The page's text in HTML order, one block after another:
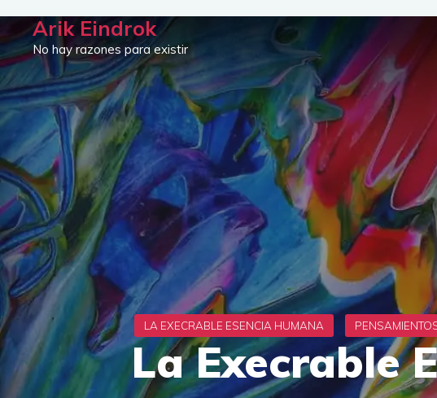
Saltar
al
contenido
Arik Eindrok
No hay razones para existir
La Execrable